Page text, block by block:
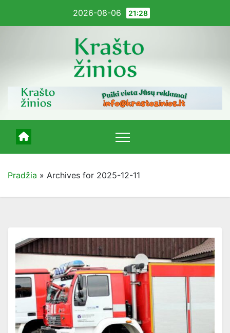
2026-08-06 21:28
Pradžia » Archives for 2025-12-11